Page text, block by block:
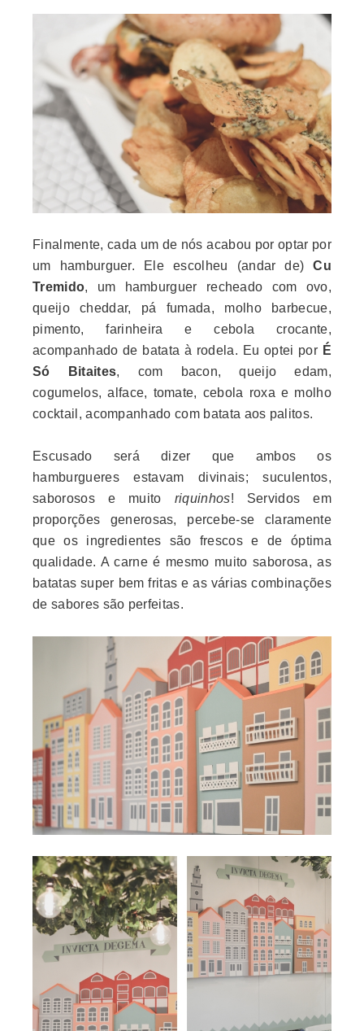
Finalmente, cada um de nós acabou por optar por
um hamburguer. Ele escolheu (andar de)Cu
Tremido, um hamburguer recheado com ovo,
queijo cheddar, pá fumada, molho barbecue,
pimento, farinheira e cebola crocante,
acompanhado de batata à rodela. Eu optei por É
Só Bitaites, com bacon, queijo edam,
cogumelos, alface, tomate, cebola roxa e molho
cocktail, acompanhado com batata aos palitos.
Escusado será dizer que ambos os
hamburgueres estavam divinais; suculentos,
saborosos e muito riquinhos! Servidos em
proporções generosas, percebe-se claramente
que os ingredientes são frescos e de óptima
qualidade. A carne é mesmo muito saborosa, as
batatas super bem fritas e as várias combinações
de sabores são perfeitas.